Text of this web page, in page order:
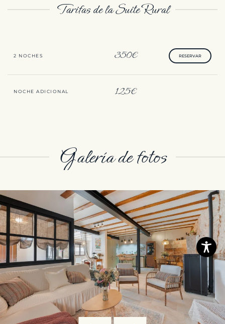
Tarifas de la Suite Rural
2 NOCHES 350€ RESERVAR
NOCHE ADICIONAL 125€
Galería de fotos